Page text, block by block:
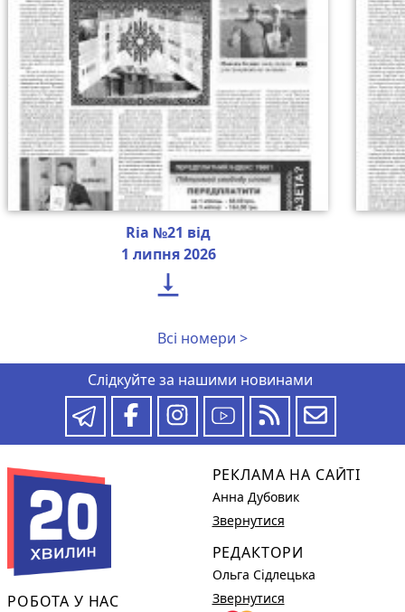
Ria №21 від
1 липня 2026

Всі номери >
Слідкуйте за нашими новинами
РОБОТА У НАС
РЕКЛАМА НА САЙТІ
Анна Дубовик
Звернутися
РЕДАКТОРИ
Ольга Сідлецька
Звернутися